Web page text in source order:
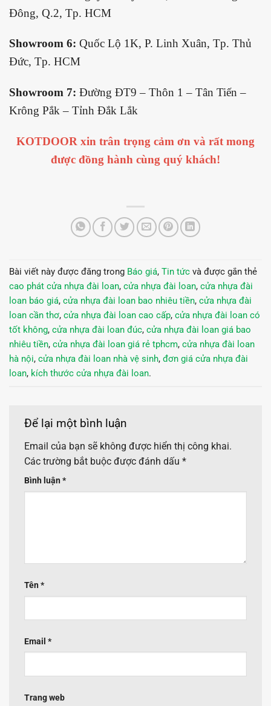
Đông, Q.2, Tp. HCM
Showroom 6: Quốc Lộ 1K, P. Linh Xuân, Tp. Thủ
Đức, Tp. HCM
Showroom 7: Đường ĐT9 – Thôn 1 – Tân Tiến –
Krông Pắk – Tỉnh Đắk Lắk
KOTDOOR xin trân trọng cảm ơn và rất mong
được đồng hành cùng quý khách!
Bài viết này được đăng trong Báo giá, Tin tức và được gắn thẻ
cao phát cửa nhựa đài loan, cửa nhựa đài loan, cửa nhựa đài
loan báo giá, cửa nhựa đài loan bao nhiêu tiền, cửa nhựa đài
loan cần thơ, cửa nhựa đài loan cao cấp, cửa nhựa đài loan có
tốt không, cửa nhựa đài loan đúc, cửa nhựa đài loan giá bao
nhiêu tiền, cửa nhựa đài loan giá rẻ tphcm, cửa nhựa đài loan
hà nội, cửa nhựa đài loan nhà vệ sinh, đơn giá cửa nhựa đài
loan, kích thước cửa nhựa đài loan.
Để lại một bình luận
Email của bạn sẽ không được hiển thị công khai.
Các trường bắt buộc được đánh dấu *
Bình luận *
Tên *
Email *
Trang web